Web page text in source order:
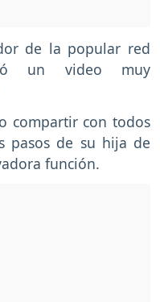
de la popular red
un video muy
compartir con todos
pasos de su hija de
función.